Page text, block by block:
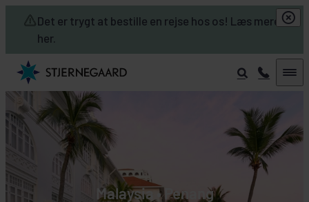
Det er trygt at bestille en rejse hos os! Læs mere
her.
Skip to main content
Malaysia • Penang